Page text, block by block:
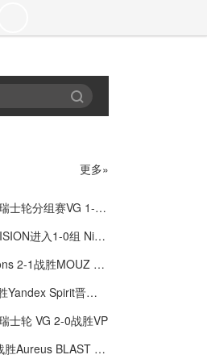
更多»
组赛VG 1-2不敌Tundra
1-0组 Nigma进入0-1组
Falcons战队进入1-0组
Spirit晋级1-0组
士轮 VG 2-0战胜VP
BLAST Slam S4入围赛